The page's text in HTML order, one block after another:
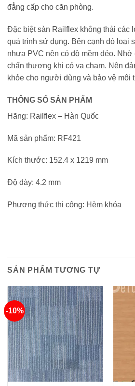
đẳng cấp cho căn phòng.
Đặc biệt sàn Railflex không thải các
quá trình sử dụng. Bên cạnh đó loại
nhựa PVC nên có độ mềm dẻo. Nhờ
chấn thương khi có va chạm. Nên
khỏe cho người dùng và bảo vệ môi
THÔNG SỐ SẢN PHẨM
Hãng: Railflex – Hàn Quốc
Mã sản phẩm: RF421
Kích thước: 152.4 x 1219 mm
Độ dày: 4.2 mm
Phương thức thi công: Hèm khóa
SẢN PHẨM TƯƠNG TỰ
-10%